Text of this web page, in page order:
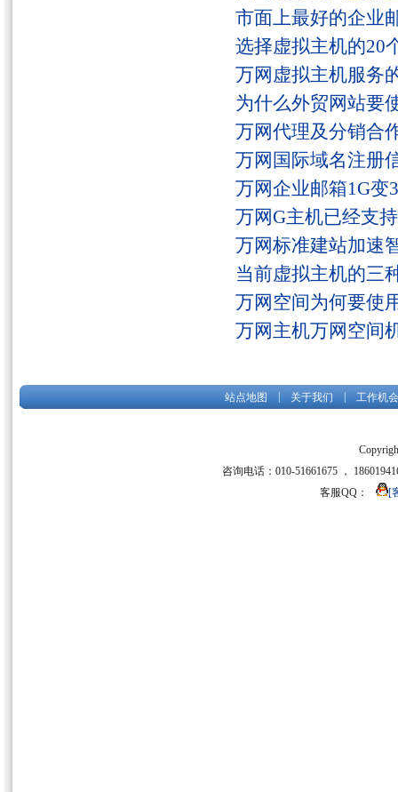
市面上最好的企业
选择虚拟主机的20
万网虚拟主机服务
为什么外贸网站要
万网代理及分销合
万网国际域名注册
万网企业邮箱1G变
万网G主机已经支
万网标准建站加速
当前虚拟主机的三
万网空间为何要使
万网主机万网空间
站点地图 关于我们 工作机会
咨询电话：010-51661675 ，
客服QQ：
[